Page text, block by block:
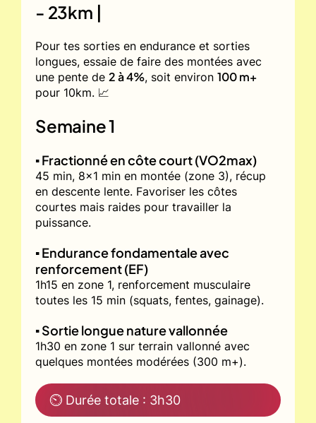
- 23km |
Pour tes sorties en endurance et sorties
longues, essaie de faire des montées avec
une pente de 2 à 4%, soit environ 100 m+
pour 10km. 📈
Semaine 1
▪️ Fractionné en côte court (VO2max)
45 min, 8x1 min en montée (zone 3), récup
en descente lente. Favoriser les côtes
courtes mais raides pour travailler la
puissance.
▪️ Endurance fondamentale avec
renforcement (EF)
1h15 en zone 1, renforcement musculaire
toutes les 15 min (squats, fentes, gainage).
▪️ Sortie longue nature vallonnée
1h30 en zone 1 sur terrain vallonné avec
quelques montées modérées (300 m+).
⏲ Durée totale : 3h30